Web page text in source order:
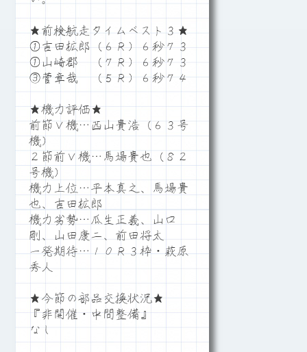
★前検航走タイムベスト３★
①吉田拡郎（６Ｒ）６秒７３
①山崎郡 （７Ｒ）６秒７３
③菅章哉 （５Ｒ）６秒７４
★機力評価★
前節Ｖ機…西山貴浩（６３号
機）
２節前Ｖ機…馬場貴也（８２
号機）
機力上位…平本真之、馬場貴
也、吉田拡郎
機力劣勢…瓜生正義、山口
剛、山田康二、前田将太
一発期待…１０Ｒ３枠・萩原
秀人
★今節の部品交換状況★
『非開催・中間整備』
なし